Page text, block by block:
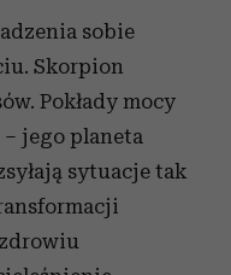
sobie
Skorpion
Pokłady mocy
jego planeta
sytuacje tak